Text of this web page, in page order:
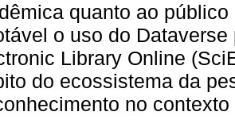
quanto ao público
o uso do
Library Online
do ecossistema da
no